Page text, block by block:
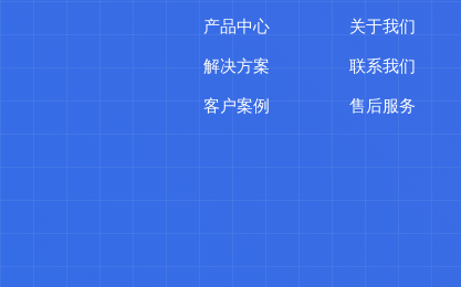
产品中心
解决方案
客户案例
关于我们
联系我们
售后服务